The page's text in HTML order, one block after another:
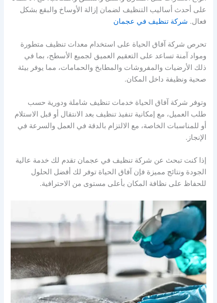
على أحدث أساليب التنظيف لضمان إزالة الأوساخ والبقع بشكل
فعال. شركة تنظيف في عجمان
تحرص شركة آفاق الحياة على استخدام معدات تنظيف متطورة
ومواد آمنة تساعد على التعقيم العميق لجميع الأسطح، بما في
ذلك الأرضيات والمفروشات والمطابخ والحمامات، مما يوفر بيئة
صحية ونظيفة داخل المكان.
وتوفر شركة آفاق الحياة خدمات تنظيف شاملة ودورية حسب
طلب العميل، مع إمكانية تنفيذ تنظيف بعد الانتقال أو قبل الاستلام
أو للمناسبات الخاصة، مع الالتزام بالدقة في العمل والسرعة في
الإنجاز.
إذا كنت تبحث عن شركة تنظيف في عجمان تقدم لك خدمة عالية
الجودة ونتائج مميزة فإن آفاق الحياة توفر لك أفضل الحلول
للحفاظ على نظافة المكان بأعلى مستوى من الاحترافية.